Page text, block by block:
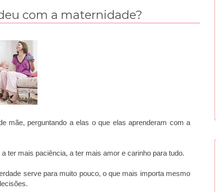
com a maternidade?
mãe, perguntando a elas o que elas aprenderam com a
ter mais paciência, a ter mais amor e carinho para tudo.
serve para muito pouco, o que mais importa mesmo